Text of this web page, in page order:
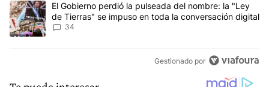
Un artículo de tendencia con el título "El Gobierno perdió la
El Gobierno perdió la pulseada del nombre: la "Ley
de Tierras" se impuso en toda la conversación digital
34
Gestionado por